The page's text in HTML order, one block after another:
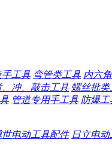
工具 弯管类工具 内六
、冲、敲击工具 螺丝批类
管道专用手工具 防爆工
世电动工具配件 日立电动